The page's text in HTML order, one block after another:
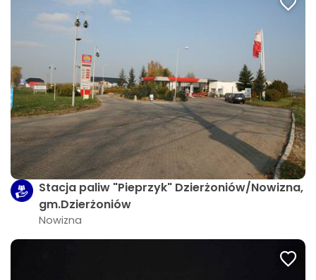
Stacja paliw "Pieprzyk" Dzierżoniów/Nowizna,
gm.Dzierżoniów
Nowizna